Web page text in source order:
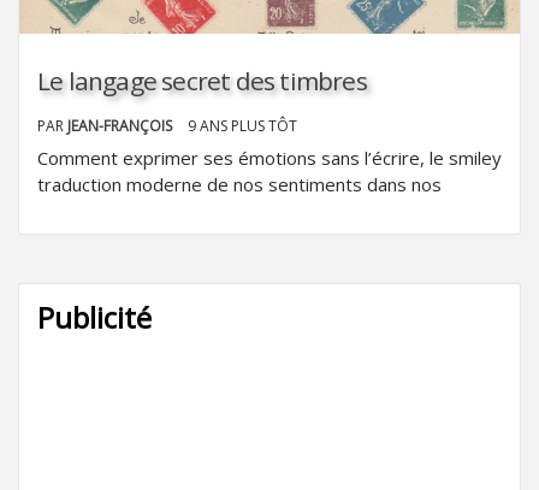
Le langage secret des timbres
PAR JEAN-FRANÇOIS 9 ANS PLUS TÔT
Comment exprimer ses émotions sans l’écrire, le smiley
traduction moderne de nos sentiments dans nos
Publicité